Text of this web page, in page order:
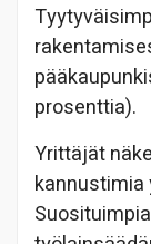
prosenttia).
Yrittäjät